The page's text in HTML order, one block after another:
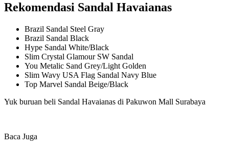
Rekomendasi Sandal Havaianas
Brazil Sandal Steel Gray
Brazil Sandal Black
Hype Sandal White/Black
Slim Crystal Glamour SW Sandal
You Metalic Sand Grey/Light Golden
Slim Wavy USA Flag Sandal Navy Blue
Top Marvel Sandal Beige/Black
Yuk buruan beli Sandal Havaianas di Pakuwon Mall Surabaya
Baca Juga